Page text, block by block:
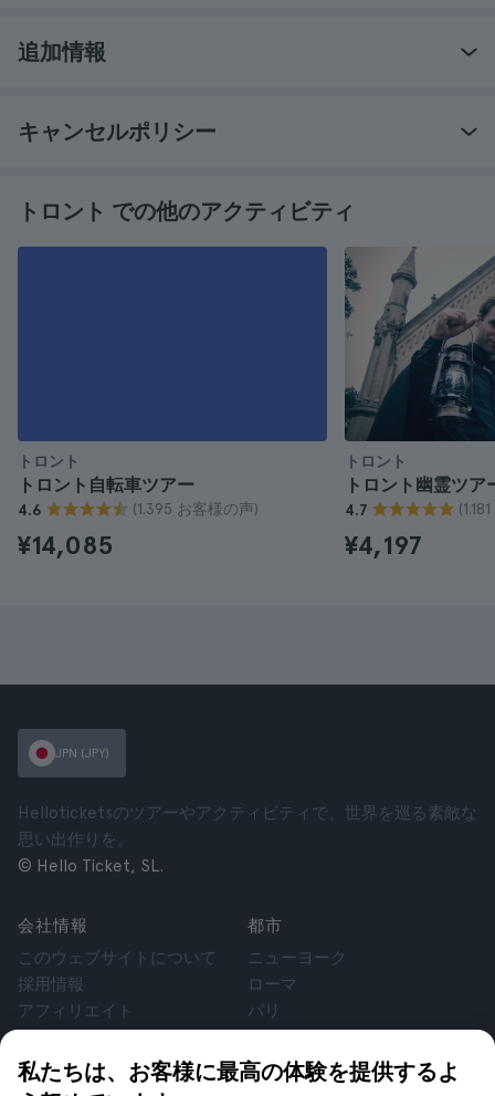
追加情報
キャンセルポリシー
トロント での他のアクティビティ
トロント
トロント自転車ツアー
4.6 (1.395 お客様の声)
¥14,085
トロント
トロント幽霊ツア
4.7
¥4,197
私たちは、お客様に最高の体験を提供するよ
JPN (JPY)
Helloticketsのツアーやアクティビティで、世界を巡る素敵な
思い出作りを。
© Hello Ticket, SL.
会社情報
このウェブサイトについて
採用情報
アフィリエイト
個人情報保護方針
利用規約
都市
ニューヨーク
ローマ
パリ
グラナダ